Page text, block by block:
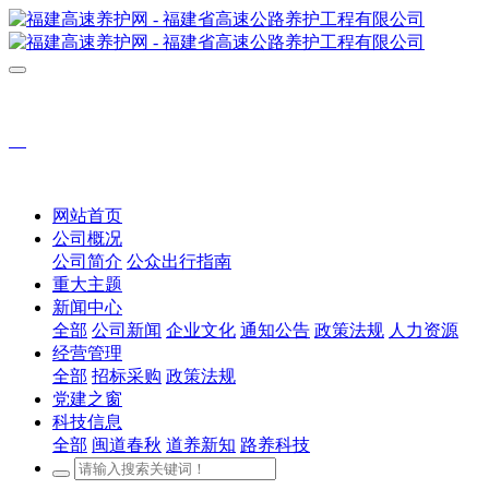
网站首页
公司概况
公司简介 公众出行指南
重大主题
新闻中心
全部 公司新闻 企业文化 通知公告 政策法规 人力资源
经营管理
全部 招标采购 政策法规
党建之窗
科技信息
全部 闽道春秋 道养新知 路养科技